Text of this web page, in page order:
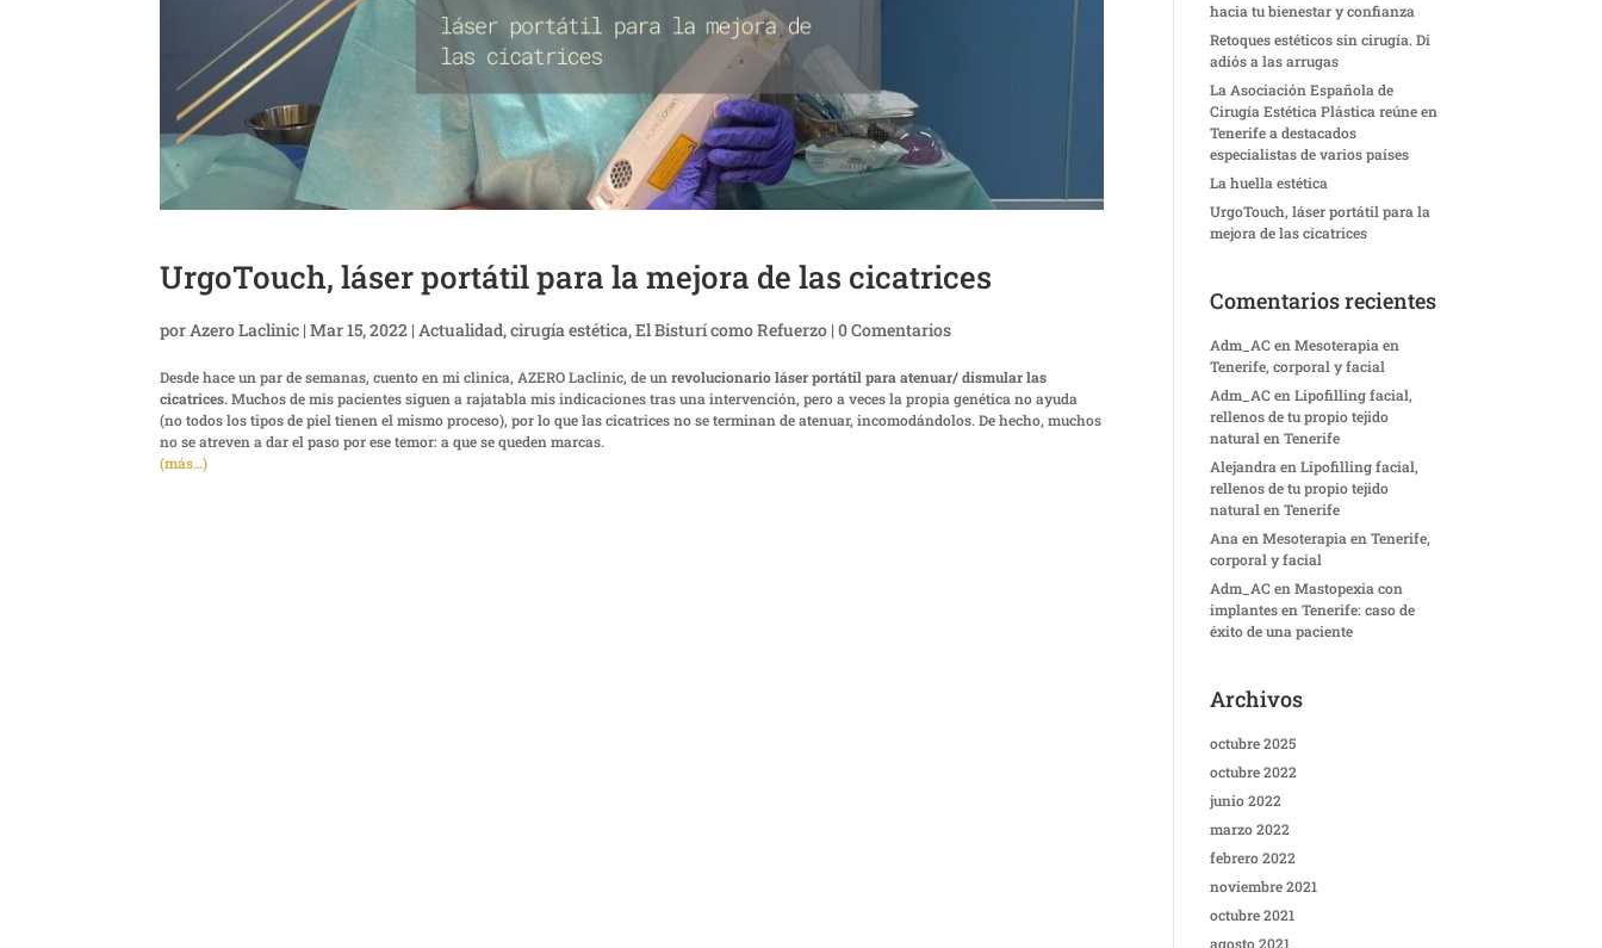
UrgoTouch, láser portátil para la mejora de las cicatrices
porAzero Laclinic |Mar 15, 2022 |Actualidad,cirugía estética,El Bisturí como Refuerzo |0 Comentarios
Desde hace un par de semanas, cuento en mi clìnica, AZERO Laclinic, de unrevolucionario láser portátil para atenuar/ dismular las
cicatrices.Muchos de mis pacientes siguen a rajatabla mis indicaciones tras una intervención, pero a veces la propia genética no ayuda
(no todos los tipos de piel tienen el mismo proceso), por lo que las cicatrices no se terminan de atenuar, incomodándolos. De hecho, muchos
no se atreven a dar el paso por ese temor: a que se queden marcas.
(más…)
hacia tu bienestar y confianza
Retoques estéticos sin cirugía. Di
adiós a las arrugas
La Asociación Española de
Cirugía Estética Plástica reúne en
Tenerife a destacados
especialistas de varios países
La huella estética
UrgoTouch, láser portátil para la
mejora de las cicatrices
Comentarios recientes
Adm_AC enMesoterapia en
Tenerife, corporal y facial
Adm_AC enLipofilling facial,
rellenos de tu propio tejido
natural en Tenerife
Alejandra enLipofilling facial,
rellenos de tu propio tejido
natural en Tenerife
Ana enMesoterapia en Tenerife,
corporal y facial
Adm_AC enMastopexia con
implantes en Tenerife: caso de
éxito de una paciente
Archivos
octubre 2025
octubre 2022
junio 2022
marzo 2022
febrero 2022
noviembre 2021
octubre 2021
agosto 2021